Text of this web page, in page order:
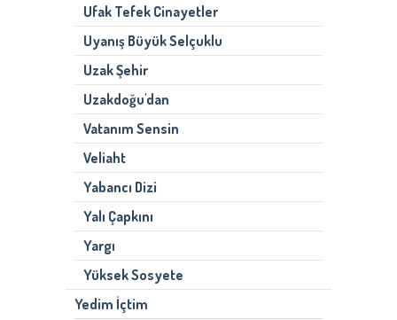
Ufak Tefek Cinayetler
Uyanış Büyük Selçuklu
Uzak Şehir
Uzakdoğu'dan
Vatanım Sensin
Veliaht
Yabancı Dizi
Yalı Çapkını
Yargı
Yüksek Sosyete
Yedim İçtim